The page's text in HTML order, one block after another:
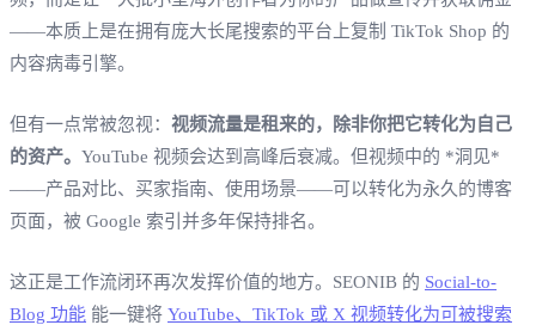
——本质上是在拥有庞大长尾搜索的平台上复制 TikTok Shop 的
内容病毒引擎。
但有一点常被忽视： 视频流量是租来的，除非你把它转化为自己
的资产。 YouTube 视频会达到高峰后衰减。但视频中的 *洞见*
——产品对比、买家指南、使用场景——可以转化为永久的博客
页面，被 Google 索引并多年保持排名。
这正是工作流闭环再次发挥价值的地方。SEONIB 的 Social-to-
Blog 功能 能一键将 YouTube、TikTok 或 X 视频转化为可被搜索